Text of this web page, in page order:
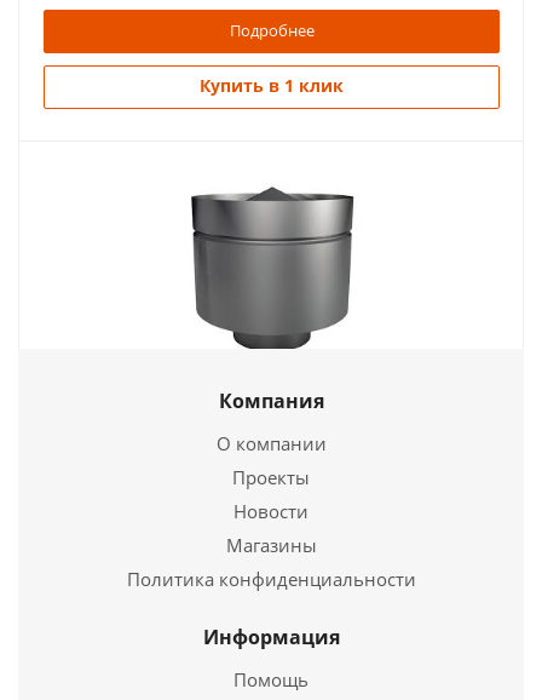
Подробнее
Купить в 1 клик
944руб.
Подробнее
Купить в 1 клик
Компания
О компании
Проекты
Новости
Магазины
Политика конфиденциальности
Информация
Помощь